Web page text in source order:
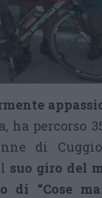
ha percorso
di
suo giro del
di “Cose